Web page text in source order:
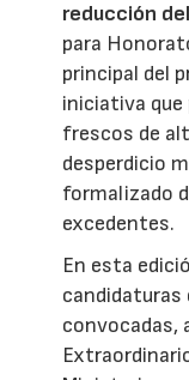
reducción
para
principal del
iniciativa
frescos de
desperdicio
formalizado
excedentes.
En esta
candidaturas
convocadas,